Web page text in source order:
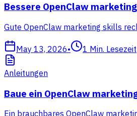
Bessere OpenClaw
Gute OpenClaw marketing skills
May 13, 2026• 1 Min. Lesezeit
Anleitungen
Baue ein OpenClaw
Ein brauchbares OpenClaw